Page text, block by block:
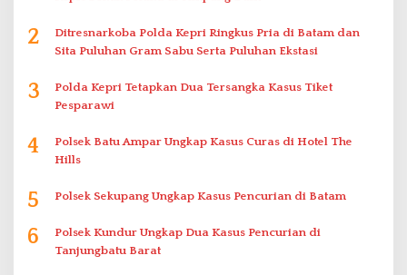
2
Ditresnarkoba Polda Kepri Ringkus Pria di Batam dan
Sita Puluhan Gram Sabu Serta Puluhan Ekstasi
3
Polda Kepri Tetapkan Dua Tersangka Kasus Tiket
Pesparawi
4
Polsek Batu Ampar Ungkap Kasus Curas di Hotel The
Hills
5 Polsek Sekupang Ungkap Kasus Pencurian di Batam
6
Polsek Kundur Ungkap Dua Kasus Pencurian di
Tanjungbatu Barat